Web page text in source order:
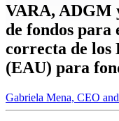
VARA, ADGM
de fondos
correcta de los
(EAU) para
Gabriela Mena, CEO